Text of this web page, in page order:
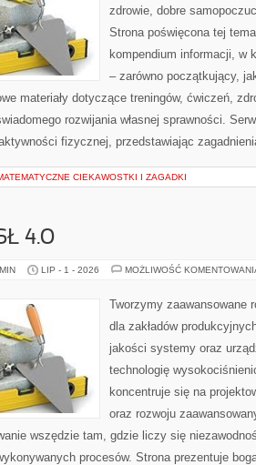
zdrowie, dobre
Strona poświęcona tej
kompendium informacji, w
– zarówno początkujący,
materiały dotyczące treningów, ćwiczeń,
rozwijania własnej sprawności.
fizycznej, przedstawiając
CIEKAWOSTKI I ZAGADKI
4.0
LIP - 1 - 2026 MOŻLIWOŚĆ
Tworzymy zaawansowane
dla zakładów
jakości systemy oraz
technologię
koncentruje się na
oraz rozwoju
wszędzie tam, gdzie liczy się
procesów. Strona prezentuje